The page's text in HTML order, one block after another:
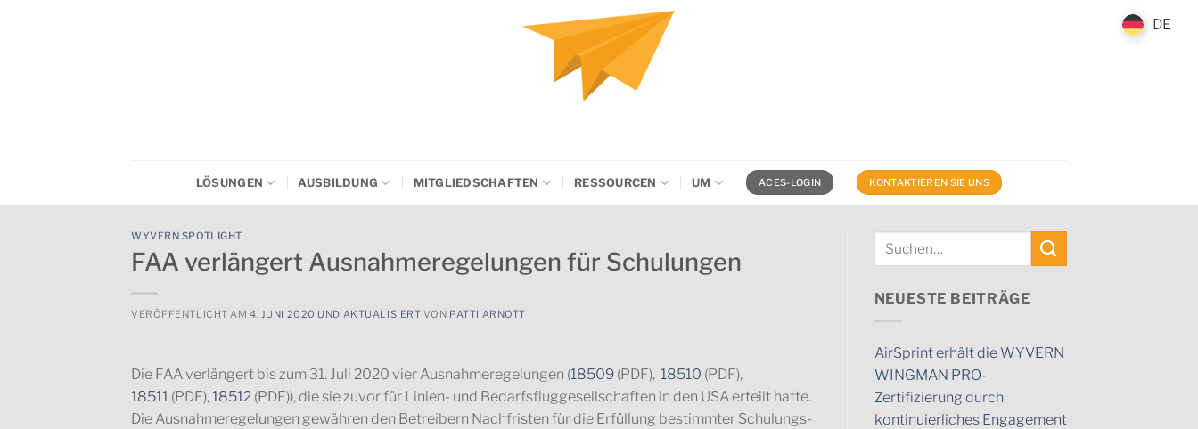
LÖSUNGEN AUSBILDUNG MITGLIEDSCHAFTEN RESSOURCEN UM ACES-LOGIN KONTAKTIEREN SIE UNS
WYVERN SPOTLIGHT
FAA verlängert Ausnahmeregelungen für Schulungen
VERÖFFENTLICHT AM4. JUNI 2020 UND AKTUALISIERT VON PATTI ARNOTT
Die FAA verlängert bis zum 31. Juli 2020 vier Ausnahmeregelungen (18509 (PDF), 18510 (PDF),
18511 (PDF), 18512 (PDF)), die sie zuvor für Linien- und Bedarfsfluggesellschaften in den USA erteilt hatte.
Die Ausnahmeregelungen gewähren den Betreibern Nachfristen für die Erfüllung bestimmter Schulungs-
NEUESTE BEITRÄGE
AirSprint erhält die WYVERN
WINGMAN PRO-
Zertifizierung durch
kontinuierliches Engagement
DE
DE